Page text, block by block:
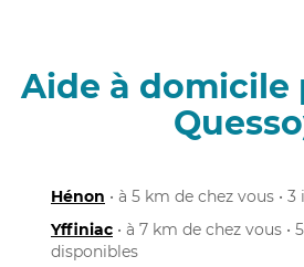
Aide à domicile
Hénon • à 5 km de chez vous •
Yffiniac • à 7 km de chez vous •
disponibles